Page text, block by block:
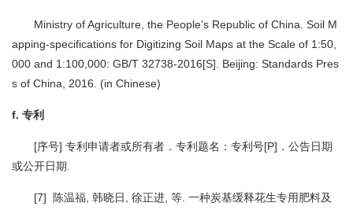
Ministry of Agriculture, the People’s Republic of China. Soil M
apping-specifications for Digitizing Soil Maps at the Scale of 1:50,
000 and 1:100,000: GB/T 32738-2016[S]. Beijing: Standards Pres
s of China, 2016. (in Chinese)
f. 专利
[序号] 专利申请者或所有者．专利题名：专利号[P]．公告日期
或公开日期.
[7] 陈温福, 韩晓日, 徐正进, 等. 一种炭基缓释花生专用肥料及